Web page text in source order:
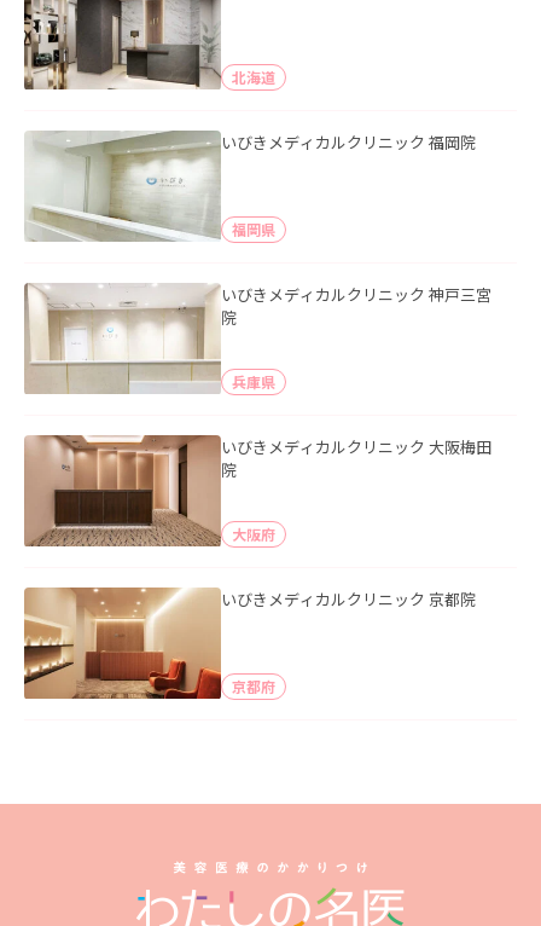
北海道
いびきメディカルクリニック 福岡院
福岡県
いびきメディカルクリニック 神戸三宮
院
兵庫県
いびきメディカルクリニック 大阪梅田
院
大阪府
いびきメディカルクリニック 京都院
京都府